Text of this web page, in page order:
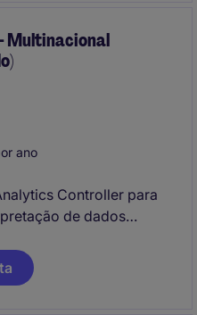
Multinacional
ano
Controller para
de dados
em dados. A
relatórios e insights